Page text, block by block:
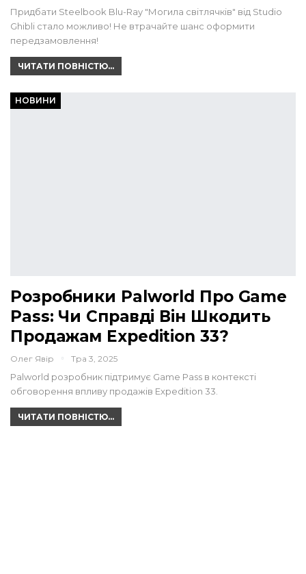
Придбати Steelbook Blu-Ray "Могила світлячків" від Studio
Ghibli стало можливо! Не втрачайте шанс оформити
передзамовлення!
ЧИТАТИ ПОВНІСТЮ...
НОВИНИ
Розробники Palworld Про Game
Pass: Чи Справді Він Шкодить
Продажам Expedition 33?
Олег Явір Тра 3, 2025
Palworld розробник підтримує Game Pass в контексті
обговорення впливу продажів Expedition 33.
ЧИТАТИ ПОВНІСТЮ...